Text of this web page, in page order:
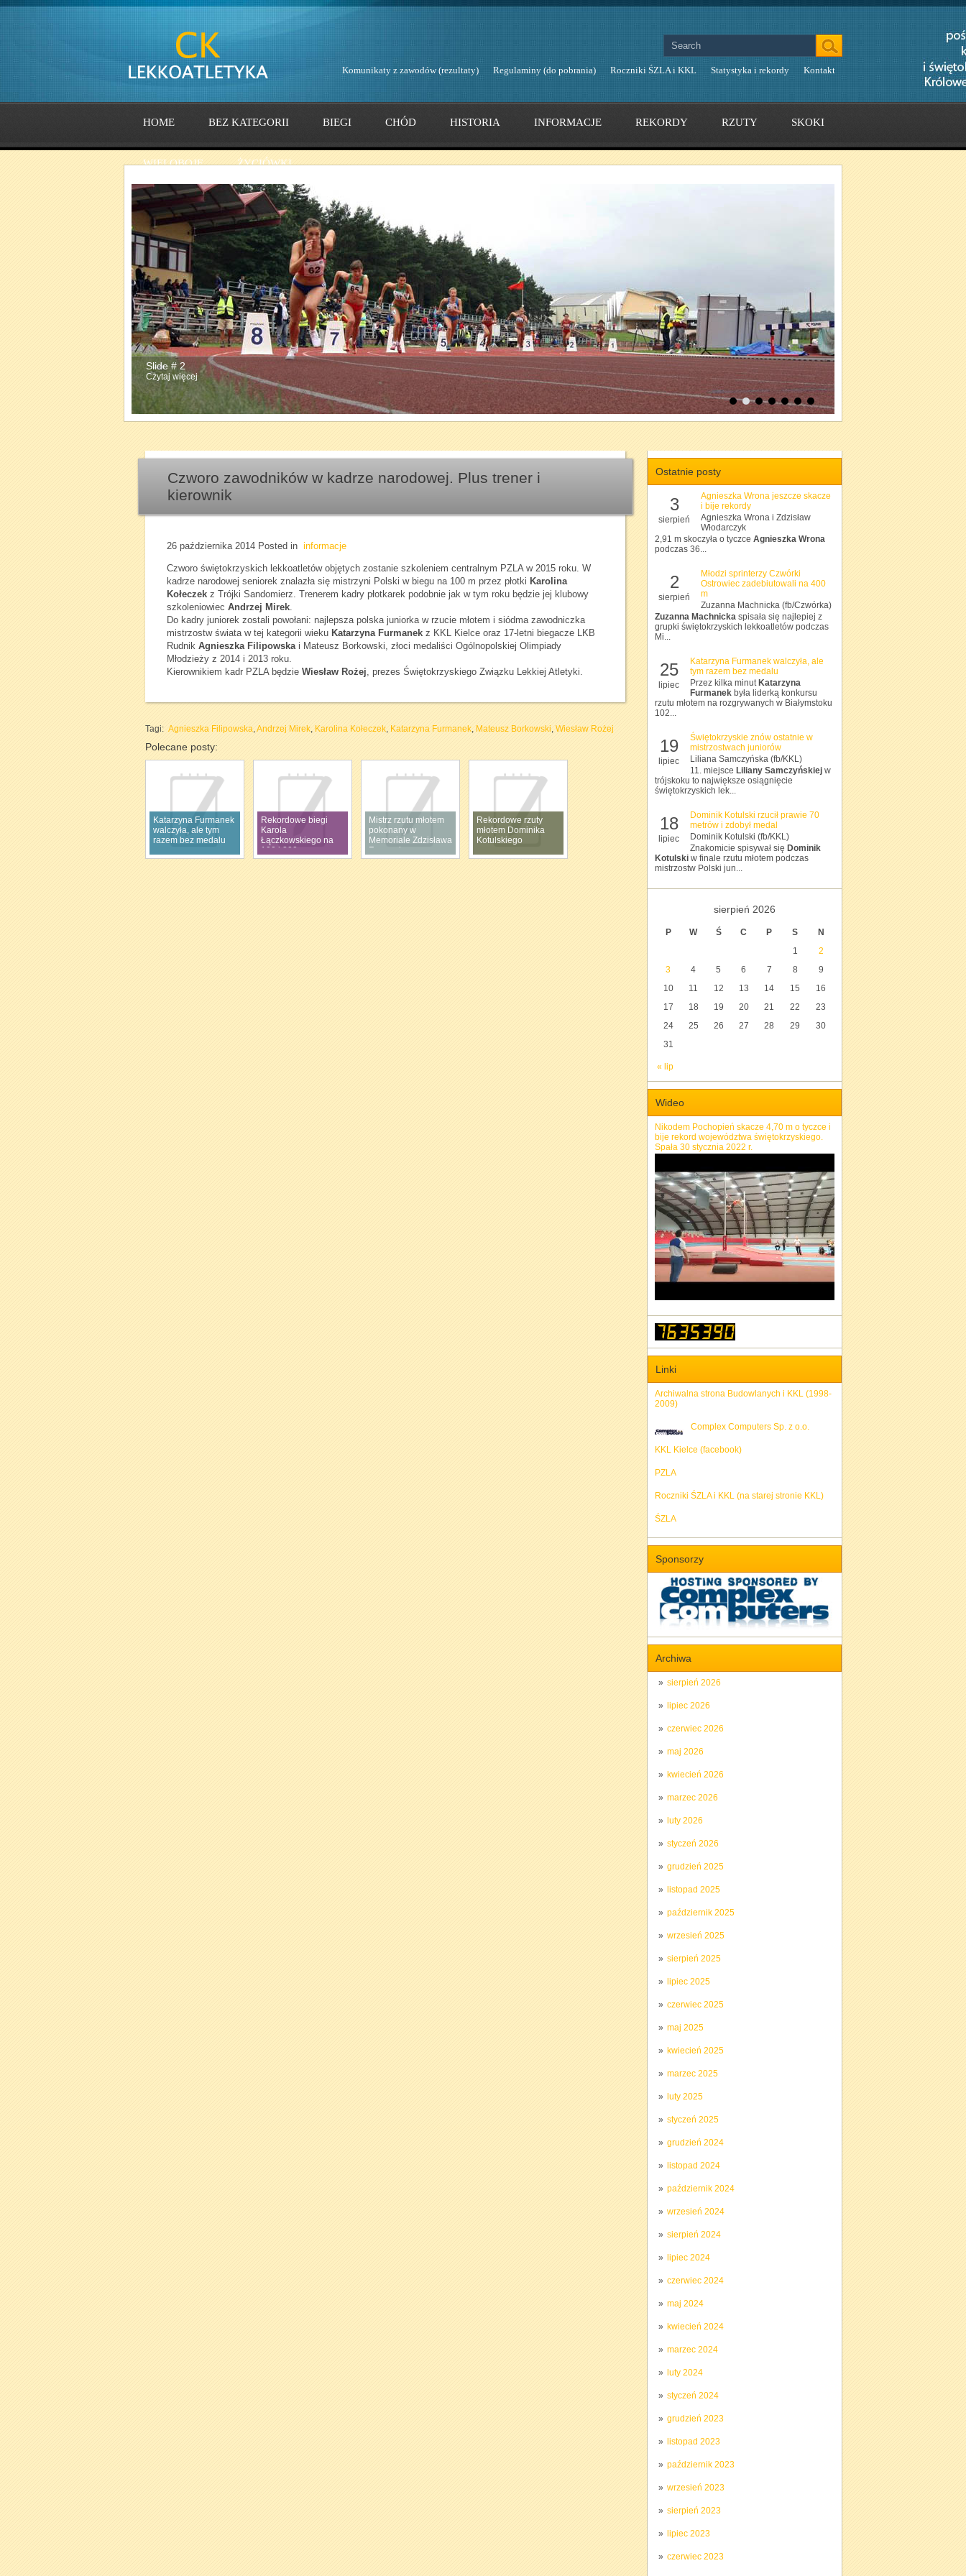
Komunikaty z zawodów (rezultaty) Regulaminy (do pobrania) Roczniki ŚZLA i KKL Statystyka i rekordy Kontakt
HOME BEZ KATEGORII BIEGI CHÓD HISTORIA INFORMACJE REKORDY RZUTY SKOKI
WIELOBOJE ŻYCIÓWKI
Slide # 2
Czytaj więcej
1 2 3 5 6 7
Ostatnie posty
3
sierpień
Agnieszka Wrona jeszcze skacze
i bije rekordy
Agnieszka Wrona i Zdzisław
Włodarczyk
2,91 m skoczyła o tyczce Agnieszka Wrona
podczas 36...
2
sierpień
Młodzi sprinterzy Czwórki
Ostrowiec zadebiutowali na 400
m
Zuzanna Machnicka (fb/Czwórka)
Zuzanna Machnicka spisała się najlepiej z
grupki świętokrzyskich lekkoatletów podczas
Mi...
25
lipiec
Katarzyna Furmanek walczyła, ale
tym razem bez medalu
Przez kilka minut Katarzyna
Furmanek była liderką konkursu
rzutu młotem na rozgrywanych w Białymstoku
102...
19
lipiec
Świętokrzyskie znów ostatnie w
mistrzostwach juniorów
Liliana Samczyńska (fb/KKL)
11. miejsce Liliany Samczyńskiej w
trójskoku to największe osiągnięcie
świętokrzyskich lek...
18
lipiec
Dominik Kotulski rzucił prawie 70
metrów i zdobył medal
Dominik Kotulski (fb/KKL)
Znakomicie spisywał się Dominik
Kotulski w finale rzutu młotem podczas
mistrzostw Polski jun...
sierpień 2026
P W Ś C P S N
« lip
1
2
3
4 5 6 7 8
9
10
11 12 13 14 15
16
17
18 19 20 21 22
23
24
25 26 27 28 29
30
31
Wideo
Nikodem Pochopień skacze 4,70 m o tyczce i
bije rekord województwa świętokrzyskiego.
Spała 30 stycznia 2022 r.
Linki
Archiwalna strona Budowlanych i KKL (1998-
2009)
Complex Computers Sp. z o.o.
KKL Kielce (facebook)
PZLA
Roczniki ŚZLA i KKL (na starej stronie KKL)
ŚZLA
Sponsorzy
Archiwa
sierpień 2026
lipiec 2026
czerwiec 2026
maj 2026
kwiecień 2026
marzec 2026
luty 2026
styczeń 2026
grudzień 2025
listopad 2025
październik 2025
wrzesień 2025
sierpień 2025
lipiec 2025
czerwiec 2025
maj 2025
kwiecień 2025
marzec 2025
luty 2025
styczeń 2025
grudzień 2024
listopad 2024
październik 2024
wrzesień 2024
sierpień 2024
lipiec 2024
czerwiec 2024
maj 2024
kwiecień 2024
marzec 2024
luty 2024
styczeń 2024
grudzień 2023
listopad 2023
październik 2023
wrzesień 2023
sierpień 2023
lipiec 2023
czerwiec 2023
Czworo zawodników w kadrze narodowej. Plus trener i
kierownik
26 października 2014 Posted in informacje
Czworo świętokrzyskich lekkoatletów objętych zostanie szkoleniem centralnym PZLA w 2015 roku. W
kadrze narodowej seniorek znalazła się mistrzyni Polski w biegu na 100 m przez płotki Karolina
Kołeczek z Trójki Sandomierz. Trenerem kadry płotkarek podobnie jak w tym roku będzie jej klubowy
szkoleniowiec Andrzej Mirek.
Do kadry juniorek zostali powołani: najlepsza polska juniorka w rzucie młotem i siódma zawodniczka
mistrzostw świata w tej kategorii wieku Katarzyna Furmanek z KKL Kielce oraz 17-letni biegacze LKB
Rudnik Agnieszka Filipowskai Mateusz Borkowski, złoci medaliści Ogólnopolskiej Olimpiady
Młodzieży z 2014 i 2013 roku.
Kierownikiem kadr PZLA będzie Wiesław Rożej, prezes Świętokrzyskiego Związku Lekkiej Atletyki.
Tagi: Agnieszka Filipowska,Andrzej Mirek, Karolina Kołeczek, Katarzyna Furmanek, Mateusz Borkowski, Wiesław Rożej
Polecane posty:
Katarzyna Furmanek
walczyła, ale tym
razem bez medalu
Rekordowe biegi
Karola
Łączkowskiego na
100 i 200 m
Mistrz rzutu młotem
pokonany w
Memoriale Zdzisława
Furmanka
Rekordowe rzuty
młotem Dominika
Kotulskiego